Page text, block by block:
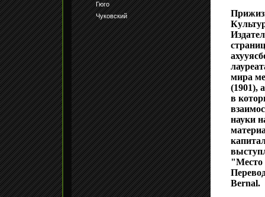
Гюго
Чуковский
мира
(1901),
в
науки
"Место
Bernal.